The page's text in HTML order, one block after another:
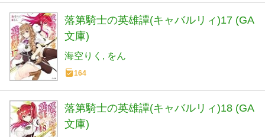
落第騎士の英雄譚(キャバルリィ)17 (GA
文庫)
海空りく をん
164
落第騎士の英雄譚(キャバルリィ)18 (GA
文庫)